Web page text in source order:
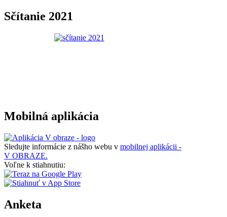
Sčítanie 2021
Mobilná aplikácia
Sledujte informácie z nášho webu v mobilnej aplikácii -
V OBRAZE.
Voľne k stiahnutiu:
Anketa